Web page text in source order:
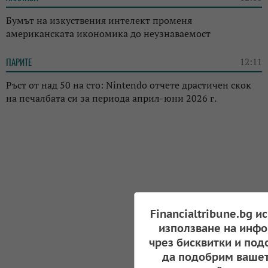
Бумът на изкуствения интелект променя
американската икономика до неузнаваемост
ПАРИТЕ 12:11
Ръст от над 50 на сто: Nintendo отчете драстичен скок
на печалбата си за периода април-юни 2026 г.
Financialtribune.bg
използване на
чрез бисквитки и
да подобрим